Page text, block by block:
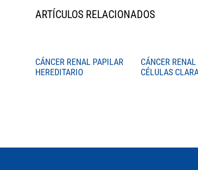
ARTÍCULOS RELACIONADOS
CÁNCER RENAL PAPILAR
HEREDITARIO
CÁNCER RENAL
CÉLULAS